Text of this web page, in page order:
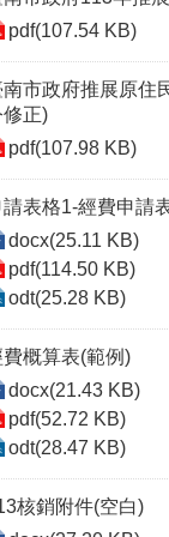
pdf(107.54 KB)
南市政府推展原住
修正)
pdf(107.98 KB)
請表格1-經費申請
docx(25.11 KB)
pdf(114.50 KB)
odt(25.28 KB)
費概算表(範例)
docx(21.43 KB)
pdf(52.72 KB)
odt(28.47 KB)
核銷附件(空白)